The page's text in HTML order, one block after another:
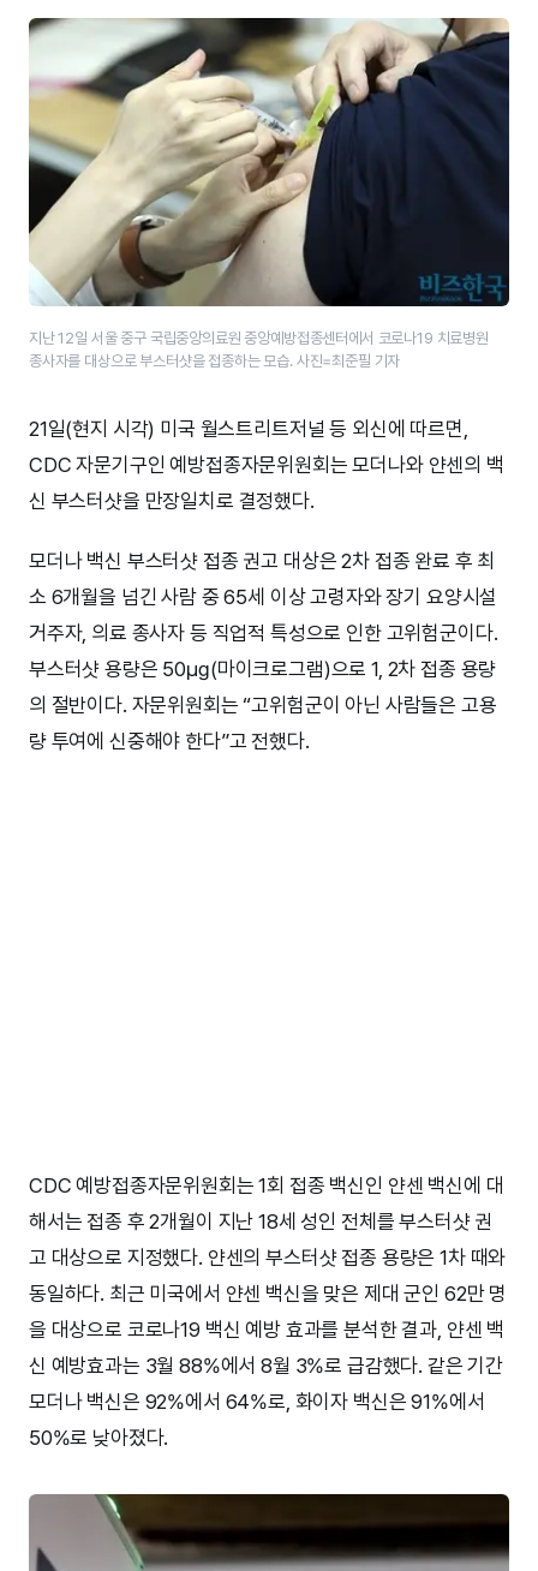
지난 12일 서울 중구 국립중앙의료원 중앙예방접종센터에서 코로나19 치료병원
종사자를 대상으로 부스터샷을 접종하는 모습. 사진=최준필 기자
21일(현지 시각) 미국 월스트리트저널 등 외신에 따르면,
CDC 자문기구인 예방접종자문위원회는 모더나와 얀센의 백
신 부스터샷을 만장일치로 결정했다.
모더나 백신 부스터샷 접종 권고 대상은 2차 접종 완료 후 최
소 6개월을 넘긴 사람 중 65세 이상 고령자와 장기 요양시설
거주자, 의료 종사자 등 직업적 특성으로 인한 고위험군이다.
부스터샷 용량은 50㎍(마이크로그램)으로 1, 2차 접종 용량
의 절반이다. 자문위원회는 “고위험군이 아닌 사람들은 고용
량 투여에 신중해야 한다”고 전했다.
CDC 예방접종자문위원회는 1회 접종 백신인 얀센 백신에 대
해서는 접종 후 2개월이 지난 18세 성인 전체를 부스터샷 권
고 대상으로 지정했다. 얀센의 부스터샷 접종 용량은 1차 때와
동일하다. 최근 미국에서 얀센 백신을 맞은 제대 군인 62만 명
을 대상으로 코로나19 백신 예방 효과를 분석한 결과, 얀센 백
신 예방효과는 3월 88%에서 8월 3%로 급감했다. 같은 기간
모더나 백신은 92%에서 64%로, 화이자 백신은 91%에서
50%로 낮아졌다.